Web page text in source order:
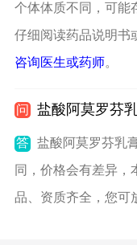
个体体质不同，可能
仔细阅读药品说明书
咨询医生或药师。
问 盐酸阿莫罗芬
答 盐酸阿莫罗芬乳
同，价格会有差异，
品、资质齐全，您可